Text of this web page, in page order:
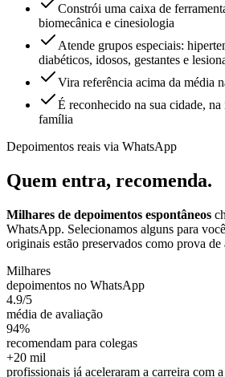
Constrói uma caixa de
biomecânica e cinesiologia
Atende grupos especiais:
diabéticos, idosos, gestantes e
Vira referência acima da média
É reconhecido na sua cidade,
família
Depoimentos reais via WhatsApp
Quem entra, recomenda.
Milhares de depoimentos espontâneos
WhatsApp. Selecionamos alguns para
originais estão preservados como prova de
Milhares
depoimentos no WhatsApp
4.9/5
média de avaliação
94%
recomendam para colegas
+20 mil
profissionais já aceleraram a carreira com